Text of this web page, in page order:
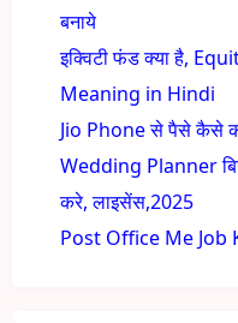
बनाये
इक्विटी फंड क्या है,
Meaning in Hindi
Jio Phone से पैसे कैसे
Wedding Planner
करे, लाइसेंस,2025
Post Office Me Job